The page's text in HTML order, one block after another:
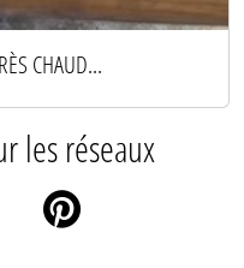
CHAUD...
les réseaux